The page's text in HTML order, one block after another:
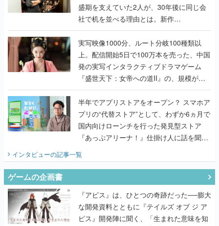
盛期を支えていた2人が、30年後に同じ会
社で机を並べる理由とは。新作
『TATSUJIN EXTREME』で初タッグを組
んだレジェンド2人に訊く開発秘話
実写映像1000分、ルート分岐100種類以
上。配信開始5日で100万本を売った、中国
発の実写インタラクティブドラマゲーム
『盛世天下：女帝への道II』の、規模が違
うこだわりをプロデューサーに聞いた
半年でアプリストアをオープン？ スマホア
プリの“代替ストア”として、わずか6ヵ月で
国内向けローンチを行った発見型ストア
『あっぷアリーナ！』仕掛け人に話を聞い
てみた
インタビューの記事一覧
ゲームの企画書
『アビス』は、ひとつの奇跡だった──膨大
な開発資料とともに『テイルズ オブ ジ ア
ビス』開発陣に聞く、「生まれた意味を知